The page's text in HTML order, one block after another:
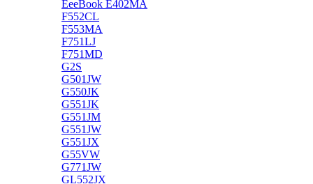
EeeBook E402MA
F552CL
F553MA
F751LJ
F751MD
G2S
G501JW
G550JK
G551JK
G551JM
G551JW
G551JX
G55VW
G771JW
GL552JX